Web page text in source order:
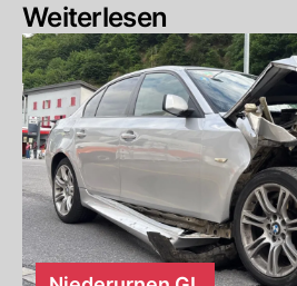
Weiterlesen